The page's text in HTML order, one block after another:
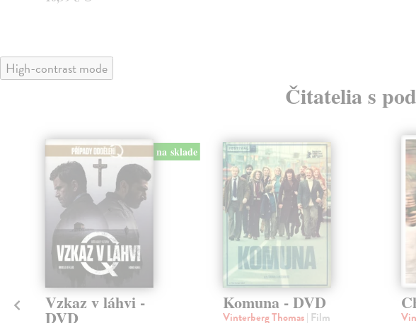
High-contrast mode
Čitatelia s
na sklade
Vzkaz v láhvi -
DVD
Komuna - DVD
Vinterberg Thomas| Film